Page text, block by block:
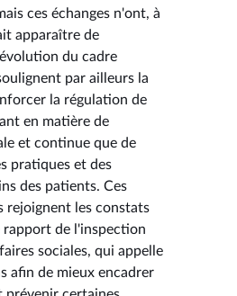
ces échanges n'ont, à
apparaître de
du cadre
par ailleurs la
la régulation de
en matière de
et continue que de
pratiques et des
des patients. Ces
rejoignent les constats
rapport de l'inspection
sociales, qui appelle
afin de mieux encadrer